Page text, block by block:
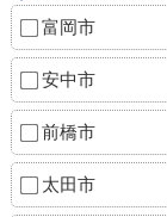
富岡市
安中市
前橋市
太田市